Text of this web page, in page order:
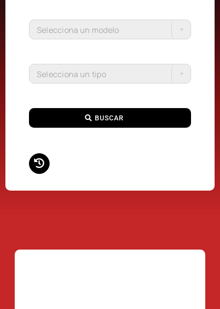
Selecciona un modelo
Selecciona un tipo
BUSCAR